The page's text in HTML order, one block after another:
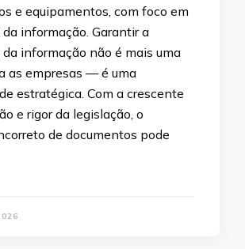
e equipamentos, com foco em
informação. Garantir a
da informação não é mais uma
as empresas — é uma
estratégica. Com a crescente
e rigor da legislação, o
de documentos pode